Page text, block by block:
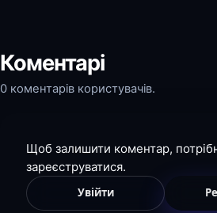
Коментарі
0 коментарів користувачів.
Щоб залишити коментар,
зареєструватися.
Увійти